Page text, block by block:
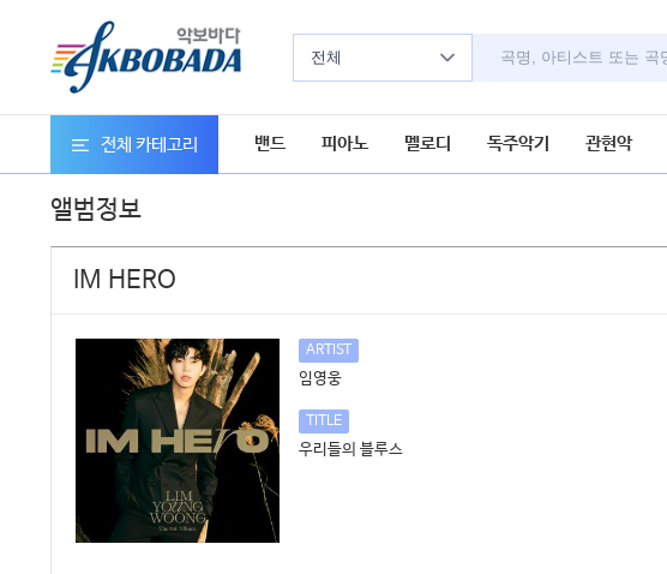
전체
전체 카테고리 밴드 피아노 멜로디 독주악기 관현악
앨범정보
IM HERO
ARTIST
임영웅
TITLE
우리들의 블루스